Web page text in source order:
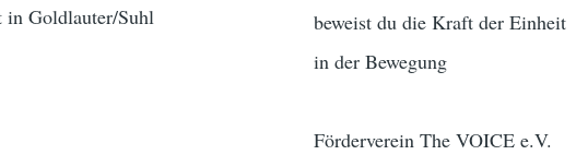
in Goldlauter/Suhl
beweist du die Kraft der Einheit
in der Bewegung
Förderverein The VOICE e.V.